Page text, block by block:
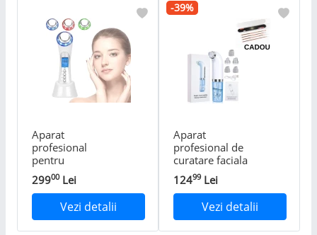
Aparat
profesional
pentru
Tratament
curatare
Dispozitiv masaj
facial Anti rid
tratare acnee Ioni
29900Lei
Vezi detalii
-39%
Aparat
profesional de
curatare faciala
cu cu injectie
micro bule si
oxigen, Skin
Tools Micro
Water
12499Lei
Vezi detalii